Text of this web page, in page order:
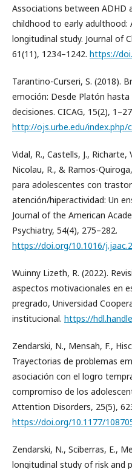
Associations between
childhood to early adulthood:
longitudinal study. Journal of
61(11), 1234–1242. https://
Tarantino-Curseri, S. (2018).
emoción: Desde Platón
decisiones. CICAG, 15(2),
http://ojs.urbe.edu/index.php/
Vidal, R., Castells, J., Richarte,
Nicolau, R., & Ramos-
para adolescentes con
atención/hiperactividad: Un
Journal of the American
Psychiatry, 54(4), 275–282.
https://doi.org/10.1016/
Wuinny Lizeth, R. (2022).
aspectos motivacionales en
pregrado, Universidad
institucional. https://
Zendarski, N., Mensah, F.,
Trayectorias de problemas
asociación con el logro
compromiso de los
Attention Disorders, 25(5),
https://doi.org/10.1177/
Zendarski, N., Sciberras, E.,
longitudinal study of risk and